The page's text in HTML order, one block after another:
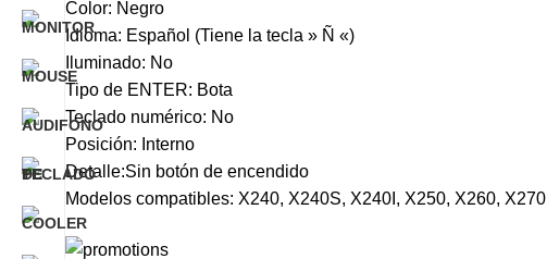
Color: Negro
Idioma: Español (Tiene la tecla » Ñ «)
Iluminado: No
Tipo de ENTER: Bota
Teclado numérico: No
Posición: Interno
Detalle:Sin botón de encendido
Modelos compatibles: X240, X240S, X240I, X250, X260, X270